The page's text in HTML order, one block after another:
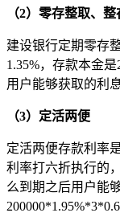
（2）零存整取、
建设银行定期零存
1.35%，存款本金
用户能够获取的利
（3）定活两便
定活两便存款利率
利率打六折执行的
么到期之后用户能